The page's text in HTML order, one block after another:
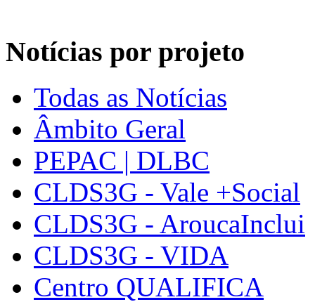
Notícias por projeto
Todas as Notícias
Âmbito Geral
PEPAC | DLBC
CLDS3G - Vale +Social
CLDS3G - AroucaInclui
CLDS3G - VIDA
Centro QUALIFICA